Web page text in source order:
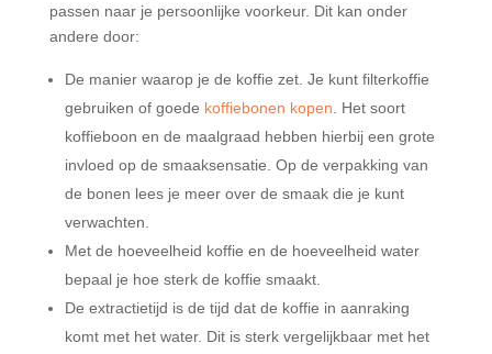
passen naar je persoonlijke voorkeur. Dit kan onder
andere door:
De manier waarop je de koffie zet. Je kunt filterkoffie
gebruiken of goede koffiebonen kopen . Het soort
koffieboon en de maalgraad hebben hierbij een grote
invloed op de smaaksensatie. Op de verpakking van
de bonen lees je meer over de smaak die je kunt
verwachten.
Met de hoeveelheid koffie en de hoeveelheid water
bepaal je hoe sterk de koffie smaakt.
De extractietijd is de tijd dat de koffie in aanraking
komt met het water. Dit is sterk vergelijkbaar met het